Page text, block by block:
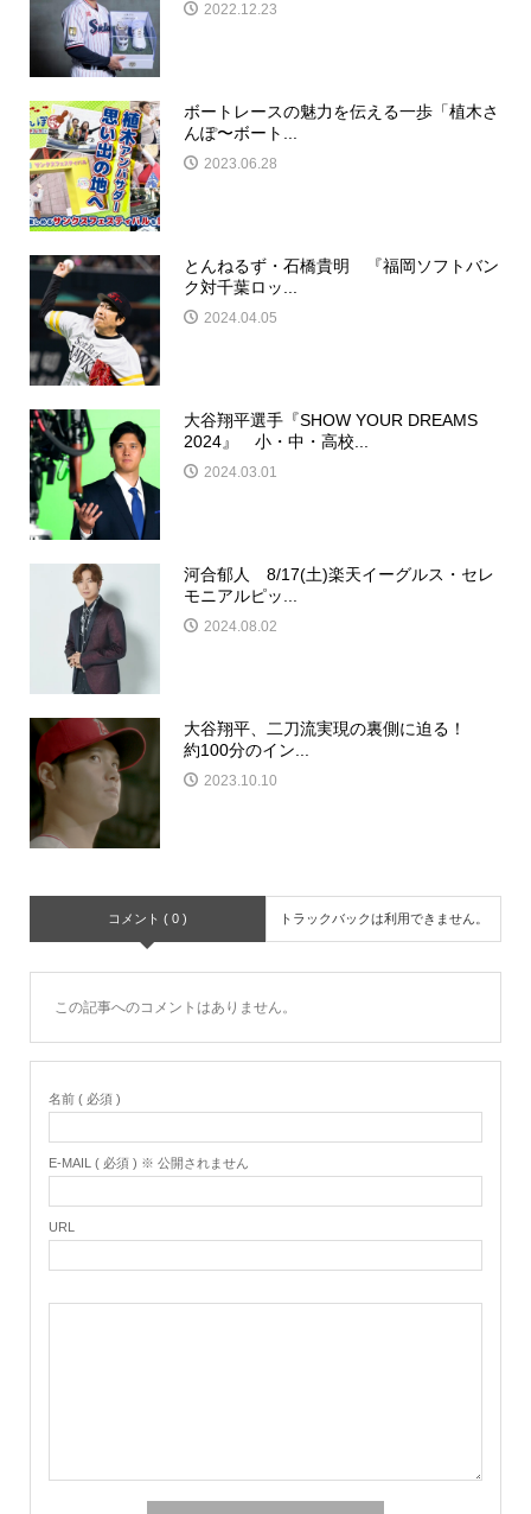
2022.12.23
ボートレースの魅力を伝える一歩「植木さ
んぽ〜ボート...
2023.06.28
とんねるず・石橋貴明 『福岡ソフトバン
ク対千葉ロッ...
2024.04.05
大谷翔平選手『SHOW YOUR DREAMS
2024』 小・中・高校...
2024.03.01
河合郁人 8/17(土)楽天イーグルス・セレ
モニアルピッ...
2024.08.02
大谷翔平、二刀流実現の裏側に迫る！
約100分のイン...
2023.10.10
コメント ( 0 ) トラックバックは利用できません。
この記事へのコメントはありません。
名前 ( 必須 )
E-MAIL ( 必須 ) ※ 公開されません
URL